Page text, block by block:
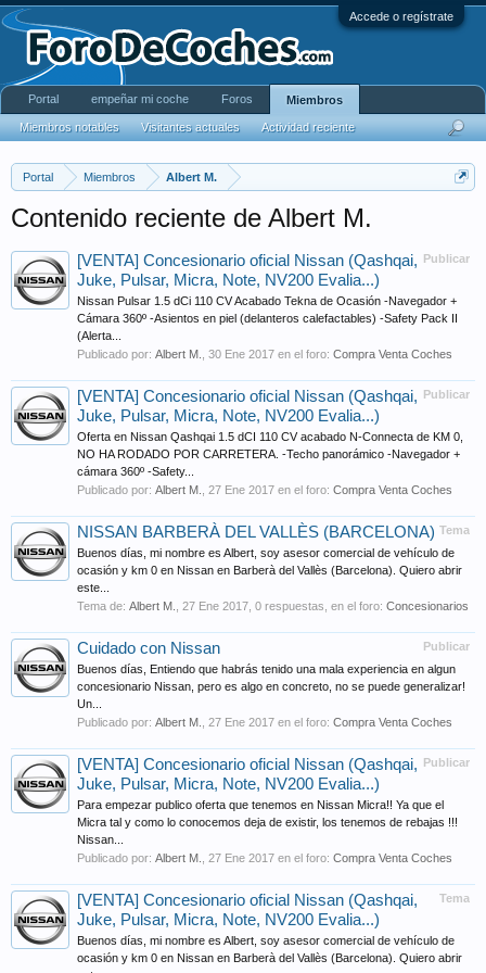
Accede o regístrate
Portal Miembros Albert M.
Contenido reciente de Albert M.
Publicar
[VENTA] Concesionario oficial Nissan (Qashqai,
Juke, Pulsar, Micra, Note, NV200 Evalia...)
Nissan Pulsar 1.5 dCi 110 CV Acabado Tekna de Ocasión -Navegador +
Cámara 360º -Asientos en piel (delanteros calefactables) -Safety Pack II
(Alerta...
Publicado por: Albert M. 30 Ene 2017 en el foro: Compra Venta Coches
Publicar
[VENTA] Concesionario oficial Nissan (Qashqai,
Juke, Pulsar, Micra, Note, NV200 Evalia...)
Oferta en Nissan Qashqai 1.5 dCI 110 CV acabado N-Connecta de KM 0,
NO HA RODADO POR CARRETERA. -Techo panorámico -Navegador +
cámara 360º -Safety...
Publicado por: Albert M. 27 Ene 2017 en el foro: Compra Venta Coches
Tema
NISSAN BARBERÀ DEL VALLÈS (BARCELONA)
Buenos días, mi nombre es Albert, soy asesor comercial de vehículo de
ocasión y km 0 en Nissan en Barberà del Vallès (Barcelona). Quiero abrir
este...
Tema de: Albert M. 27 Ene 2017 , 0 respuestas, en el foro: Concesionarios
Publicar
Cuidado con Nissan
Buenos días, Entiendo que habrás tenido una mala experiencia en algun
concesionario Nissan, pero es algo en concreto, no se puede generalizar!
Un...
Publicado por: Albert M. 27 Ene 2017 en el foro: Compra Venta Coches
Publicar
[VENTA] Concesionario oficial Nissan (Qashqai,
Juke, Pulsar, Micra, Note, NV200 Evalia...)
Para empezar publico oferta que tenemos en Nissan Micra!! Ya que el
Micra tal y como lo conocemos deja de existir, los tenemos de rebajas !!!
Nissan...
Publicado por: Albert M. 27 Ene 2017 en el foro: Compra Venta Coches
Tema
[VENTA] Concesionario oficial Nissan (Qashqai,
Juke, Pulsar, Micra, Note, NV200 Evalia...)
Buenos días, mi nombre es Albert, soy asesor comercial de vehículo de
ocasión y km 0 en Nissan en Barberà del Vallès (Barcelona). Quiero abrir
Portal empeñar mi coche Foros Miembros
Miembros notables Visitantes actuales Actividad reciente